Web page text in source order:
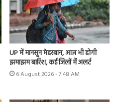
UP में मानसून मेहरबान, आज भी होगी
झमाझम बारिश, कई जिलों में अलर्ट
6 August 2026 - 7:48 AM